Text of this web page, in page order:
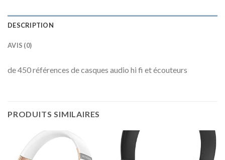
DESCRIPTION
AVIS (0)
de 450 références de casques audio hi fi et écouteurs
PRODUITS SIMILAIRES